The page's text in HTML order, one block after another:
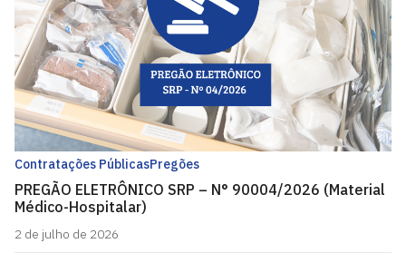
Contratações PúblicasPregões
PREGÃO ELETRÔNICO SRP – N° 90004/2026 (Material
Médico-Hospitalar)
2 de julho de 2026